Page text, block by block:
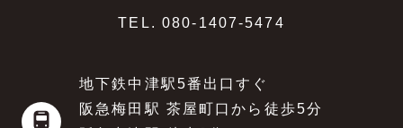
TEL. 080-1407-5474
地下鉄中津駅5番出口すぐ
阪急梅田駅 茶屋町口から徒歩5分